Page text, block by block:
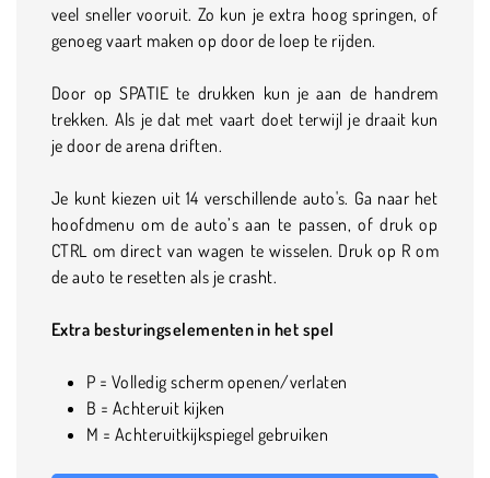
veel sneller vooruit. Zo kun je extra hoog springen, of
genoeg vaart maken op door de loep te rijden.
Door op SPATIE te drukken kun je aan de handrem
trekken. Als je dat met vaart doet terwijl je draait kun
je door de arena driften.
Je kunt kiezen uit 14 verschillende auto's. Ga naar het
hoofdmenu om de auto’s aan te passen, of druk op
CTRL om direct van wagen te wisselen. Druk op R om
de auto te resetten als je crasht.
Extra besturingselementen in het spel
P = Volledig scherm openen/verlaten
B = Achteruit kijken
M = Achteruitkijkspiegel gebruiken